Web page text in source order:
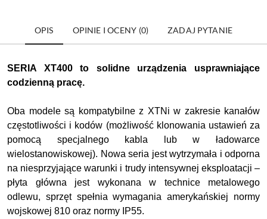
OPIS OPINIE I OCENY (0) ZADAJ PYTANIE
SERIA XT400 to solidne urządzenia usprawniające
codzienną pracę.
Oba modele są kompatybilne z XTNi w zakresie kanałów
częstotliwości i kodów (możliwość klonowania ustawień za
pomocą specjalnego kabla lub w ładowarce
wielostanowiskowej). Nowa seria jest wytrzymała i odporna
na niesprzyjające warunki i trudy intensywnej eksploatacji –
płyta główna jest wykonana w technice metalowego
odlewu, sprzęt spełnia wymagania amerykańskiej normy
wojskowej 810 oraz normy IP55.